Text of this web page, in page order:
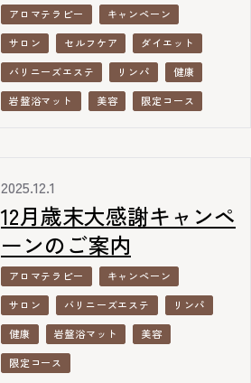
アロマテラピー
キャンペーン
サロン
セルフケア
ダイエット
バリニーズエステ
リンパ
健康
岩盤浴マット
美容 限定コース
2025.12.1
12月歳末大感謝キャンペ
ーンのご案内
アロマテラピー
キャンペーン
サロン
バリニーズエステ
リンパ
健康
岩盤浴マット
美容
限定コース